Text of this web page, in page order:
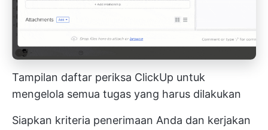
Tampilan daftar periksa ClickUp untuk
mengelola semua tugas yang harus dilakukan
Siapkan kriteria penerimaan Anda dan kerjakan